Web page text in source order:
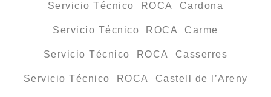
Servicio Técnico ROCA Cardona
Servicio Técnico ROCA Carme
Servicio Técnico ROCA Casserres
Servicio Técnico ROCA Castell de l’Areny